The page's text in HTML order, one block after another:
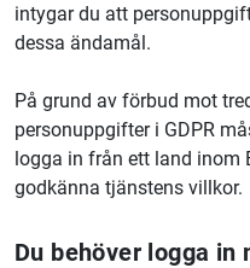
intygar du att
dessa ändamål.
På grund av förbud mot
personuppgifter i GDPR
logga in från ett land inom
godkänna tjänstens villkor.
Du behöver logga in